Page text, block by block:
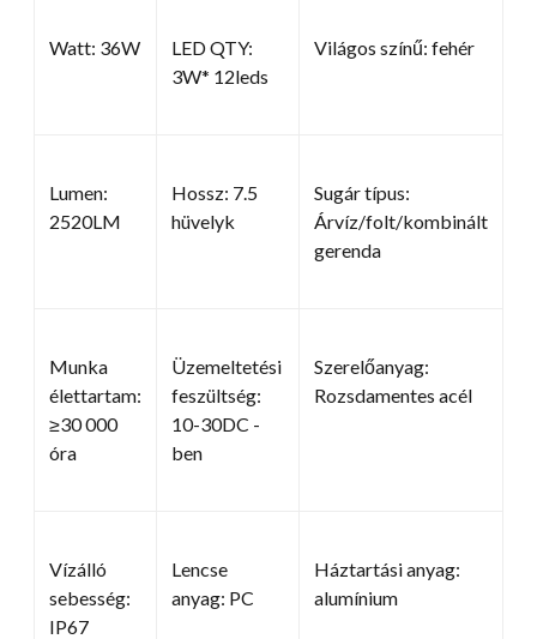
Watt: 36W
LED QTY:
3W* 12leds
Világos színű: fehér
Lumen:
2520LM
Hossz: 7.5
hüvelyk
Sugár típus:
Árvíz/folt/kombinált
gerenda
Munka
élettartam:
≥30 000
óra
Üzemeltetési
feszültség:
10-30DC -
ben
Szerelőanyag:
Rozsdamentes acél
Vízálló
sebesség:
IP67
Lencse
anyag: PC
Háztartási anyag:
alumínium